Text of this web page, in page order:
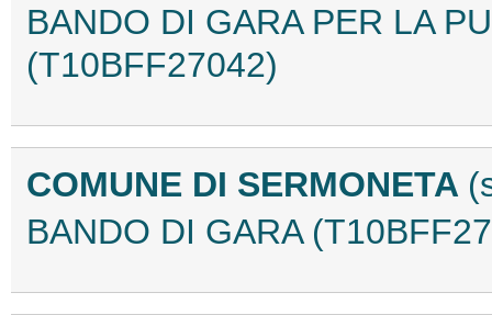
BANDO DI GARA PER LA
(T10BFF27042)
COMUNE DI SERMONETA
BANDO DI GARA